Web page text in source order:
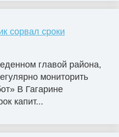
сорвал сроки
главой района,
мониторить
В Гагарине
капит...